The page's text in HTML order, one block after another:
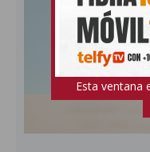
Esta ventana